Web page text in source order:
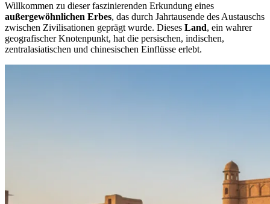
Willkommen zu dieser faszinierenden Erkundung eines
außergewöhnlichen Erbes, das durch Jahrtausende des Austauschs
zwischen Zivilisationen geprägt wurde. Dieses Land, ein wahrer
geografischer Knotenpunkt, hat die persischen, indischen,
zentralasiatischen und chinesischen Einflüsse erlebt.